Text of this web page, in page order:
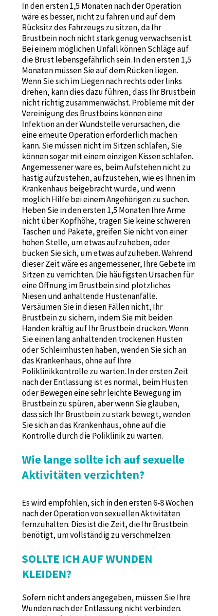
In den ersten 1,5 Monaten nach der Operation
wäre es besser, nicht zu fahren und auf dem
Rücksitz des Fahrzeugs zu sitzen, da Ihr
Brustbein noch nicht stark genug verwachsen ist.
Bei einem möglichen Unfall können Schläge auf
die Brust lebensgefährlich sein. In den ersten 1,5
Monaten müssen Sie auf dem Rücken liegen.
Wenn Sie sich im Liegen nach rechts oder links
drehen, kann dies dazu führen, dass Ihr Brustbein
nicht richtig zusammenwächst. Probleme mit der
Vereinigung des Brustbeins können eine
Infektion an der Wundstelle verursachen, die
eine erneute Operation erforderlich machen
kann. Sie müssen nicht im Sitzen schlafen, Sie
können sogar mit einem einzigen Kissen schlafen.
Angemessener wäre es, beim Aufstehen nicht zu
hastig aufzustehen, aufzustehen, wie es Ihnen im
Krankenhaus beigebracht wurde, und wenn
möglich Hilfe bei einem Angehörigen zu suchen.
Heben Sie in den ersten 1,5 Monaten Ihre Arme
nicht über Kopfhöhe, tragen Sie keine schweren
Taschen und Pakete, greifen Sie nicht von einer
hohen Stelle, um etwas aufzuheben, oder
bücken Sie sich, um etwas aufzuheben. Während
dieser Zeit wäre es angemessener, Ihre Gebete im
Sitzen zu verrichten. Die häufigsten Ursachen für
eine Öffnung im Brustbein sind plötzliches
Niesen und anhaltende Hustenanfälle.
Versäumen Sie in diesen Fällen nicht, Ihr
Brustbein zu sichern, indem Sie mit beiden
Händen kräftig auf Ihr Brustbein drücken. Wenn
Sie einen lang anhaltenden trockenen Husten
oder Schleimhusten haben, wenden Sie sich an
das Krankenhaus, ohne auf Ihre
Poliklinikkontrolle zu warten. In der ersten Zeit
nach der Entlassung ist es normal, beim Husten
oder Bewegen eine sehr leichte Bewegung im
Brustbein zu spüren, aber wenn Sie glauben,
dass sich Ihr Brustbein zu stark bewegt, wenden
Sie sich an das Krankenhaus, ohne auf die
Kontrolle durch die Poliklinik zu warten.
Wie lange sollte ich auf sexuelle
Aktivitäten verzichten?
Es wird empfohlen, sich in den ersten 6-8 Wochen
nach der Operation von sexuellen Aktivitäten
fernzuhalten. Dies ist die Zeit, die Ihr Brustbein
benötigt, um vollständig zu verschmelzen.
SOLLTE ICH AUF WUNDEN
KLEIDEN?
Sofern nicht anders angegeben, müssen Sie Ihre
Wunden nach der Entlassung nicht verbinden.